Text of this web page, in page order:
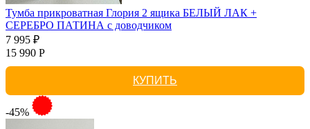
Тумба прикроватная Глория 2 ящика БЕЛЫЙ ЛАК +
СЕРЕБРО ПАТИНА с доводчиком
7 995 ₽
15 990 Р
КУПИТЬ
-45%